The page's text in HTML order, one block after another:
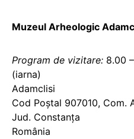
Muzeul Arheologic
Program de vizitare: 8.00
(iarna)
Adamclisi
Cod Poştal 907010, Com.
Jud. Constanţa
România